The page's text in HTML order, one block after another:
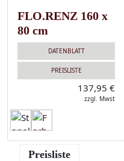
FLO.RENZ 160 x
80 cm
DATENBLATT
PREISLISTE
137,95 €
zzgl. Mwst
Preisliste